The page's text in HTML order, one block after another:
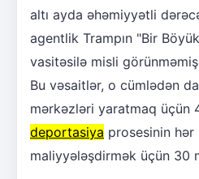
altı ayda əhəmiyyətli
agentlik Trampın "Bir
vasitəsilə misli görünməmiş
Bu vəsaitlər, o cümlədən
mərkəzləri yaratmaq üçün
deportasiya prosesinin hər
maliyyələşdirmək üçün 30